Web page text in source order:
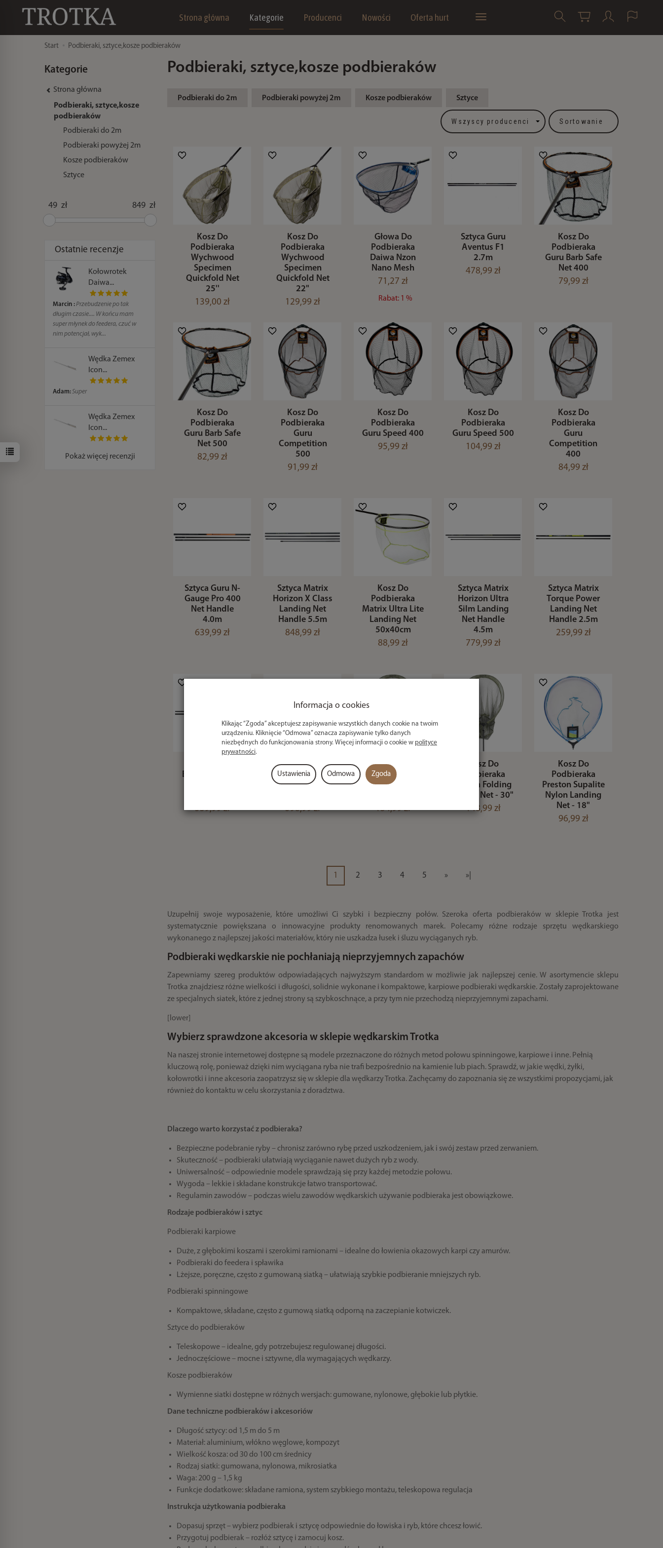
Strona główna Kategorie Producenci Nowości Oferta hurt
Start Podbieraki, sztyce,kosze podbieraków
Podbieraki, sztyce,kosze podbieraków
Podbieraki do 2m Podbieraki powyżej 2m Kosze podbieraków Sztyce
Sortowanie
Kosz Do
Podbieraka
Wychwood
Specimen
Quickfold Net
25''
139,00 zł
Kosz Do
Podbieraka
Wychwood
Specimen
Quickfold Net
22"
129,99 zł
Głowa Do
Podbieraka
Daiwa Nzon
Nano Mesh
71,27 zł
Rabat: 1 %
Sztyca Guru
Aventus F1
2.7m
478,99 zł
Kosz Do
Podbieraka
Guru Barb Safe
Net 400
79,99 zł
Kosz Do
Podbieraka
Guru Barb Safe
Net 500
82,99 zł
Kosz Do
Podbieraka
Guru
Competition
500
91,99 zł
Kosz Do
Podbieraka
Guru Speed 400
95,99 zł
Kosz Do
Podbieraka
Guru Speed 500
104,99 zł
Kosz Do
Podbieraka
Guru
Competition
400
84,99 zł
Sztyca Guru N-
Gauge Pro 400
Net Handle
4.0m
639,99 zł
Sztyca Matrix
Horizon X Class
Landing Net
Handle 5.5m
848,99 zł
Kosz Do
Podbieraka
Matrix Ultra Lite
Landing Net
50x40cm
88,99 zł
Sztyca Matrix
Horizon Ultra
Silm Landing
Net Handle
4.5m
779,99 zł
Sztyca Matrix
Torque Power
Landing Net
Handle 2.5m
259,99 zł
Ethos XR-Power
539,99 zł
Sztyca Matrix
Ethos XR-Power
Landing Net
598,99 zł
Kosz Do
Podbieraka
Korum Folding
134,99 zł
Kosz Do
Podbieraka
Korum Folding
Spoon Net - 30"
148,99 zł
Kosz Do
Podbieraka
Preston Supalite
Nylon Landing
Net - 18"
96,99 zł
1 2 3 4 5 » »|
Uzupełnij swoje wyposażenie, które umożliwi Ci szybki i bezpieczny połów. Szeroka oferta podbieraków w sklepie Trotka jest
systematycznie powiększana o innowacyjne produkty renomowanych marek. Polecamy różne rodzaje sprzętu wędkarskiego
wykonanego z najlepszej jakości materiałów, który nie uszkadza łusek i śluzu wyciąganych ryb.
Podbieraki wędkarskie nie pochłaniają nieprzyjemnych zapachów
Zapewniamy szereg produktów odpowiadających najwyższym standardom w możliwie jak najlepszej cenie. W asortymencie sklepu
Trotka znajdziesz różne wielkości i długości, solidnie wykonane i kompaktowe, karpiowe podbieraki wędkarskie. Zostały zaprojektowane
ze specjalnych siatek, które z jednej strony są szybkoschnące, a przy tym nie przechodzą nieprzyjemnymi zapachami.
[lower]
Wybierz sprawdzone akcesoria w sklepie wędkarskim Trotka
Na naszej stronie internetowej dostępne są modele przeznaczone do różnych metod połowu spinningowe, karpiowe i inne. Pełnią
kluczową rolę, ponieważ dzięki nim wyciągana ryba nie trafi bezpośrednio na kamienie lub piach. Sprawdź, w jakie wędki, żyłki,
kołowrotki i inne akcesoria zaopatrzysz się w sklepie dla wędkarzy Trotka. Zachęcamy do zapoznania się ze wszystkimi propozycjami, jak
również do kontaktu w celu skorzystania z doradztwa.
Dlaczego warto korzystać z podbieraka?
Bezpieczne podebranie ryby – chronisz zarówno rybę przed uszkodzeniem, jak i swój zestaw przed zerwaniem.
Skuteczność – podbieraki ułatwiają wyciąganie nawet dużych ryb z wody.
Uniwersalność – odpowiednie modele sprawdzają się przy każdej metodzie połowu.
Wygoda – lekkie i składane konstrukcje łatwo transportować.
Regulamin zawodów – podczas wielu zawodów wędkarskich używanie podbieraka jest obowiązkowe.
Rodzaje podbieraków i sztyc
Podbieraki karpiowe
Duże, z głębokimi koszami i szerokimi ramionami – idealne do łowienia okazowych karpi czy amurów.
Podbieraki do feedera i spławika
Lżejsze, poręczne, często z gumowaną siatką – ułatwiają szybkie podbieranie mniejszych ryb.
Podbieraki spinningowe
Kompaktowe, składane, często z gumową siatką odporną na zaczepianie kotwiczek.
Sztyce do podbieraków
Teleskopowe – idealne, gdy potrzebujesz regulowanej długości.
Jednoczęściowe – mocne i sztywne, dla wymagających wędkarzy.
Kosze podbieraków
Wymienne siatki dostępne w różnych wersjach: gumowane, nylonowe, głębokie lub płytkie.
Dane techniczne podbieraków i akcesoriów
Długość sztycy: od 1,5 m do 5 m
Materiał: aluminium, włókno węglowe, kompozyt
Wielkość kosza: od 30 do 100 cm średnicy
Rodzaj siatki: gumowana, nylonowa, mikrosiatka
Waga: 200 g – 1,5 kg
Funkcje dodatkowe: składane ramiona, system szybkiego montażu, teleskopowa regulacja
Instrukcja użytkowania podbieraka
Dopasuj sprzęt – wybierz podbierak i sztycę odpowiednie do łowiska i ryb, które chcesz łowić.
Przygotuj podbierak – rozłóż sztycę i zamocuj kosz.
Kategorie
Strona główna
Podbieraki, sztyce,kosze
podbieraków
Podbieraki do 2m
Podbieraki powyżej 2m
Kosze podbieraków
Sztyce
zł zł
Ostatnie recenzje
Kołowrotek
Daiwa...
Marcin :Przebudzenie po tak
długim czasie.... W końcu mam
super młynek do feedera, czuć w
nim potencjał, wyk...
Wędka Zemex
Icon...
Adam:Super
Wędka Zemex
Icon...
Pokaż więcej recenzji
Informacja o cookies
Klikając “Zgoda” akceptujesz zapisywanie wszystkich danych cookie na twoim
urządzeniu. Kliknięcie “Odmowa” oznacza zapisywanie tylko danych
niezbędnych do funkcjonowania strony. Więcej informacji o cookie w polityce
prywatności.
Ustawienia Odmowa Zgoda